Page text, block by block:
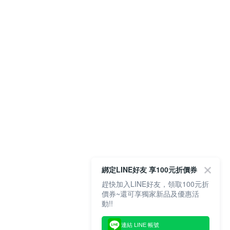
綁定LINE好友 享100元折價券
趕快加入LINE好友，領取100元折
價券~還可享獨家新品及優惠活
動!!
連結 LINE 帳號